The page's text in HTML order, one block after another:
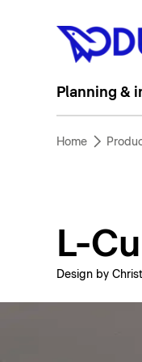
Planning &
Home
L-
Design by